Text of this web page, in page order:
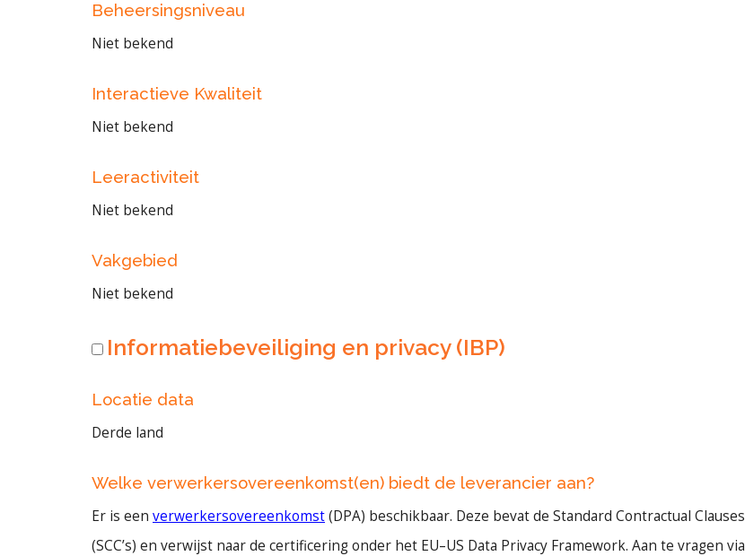
Beheersingsniveau
Niet bekend
Interactieve Kwaliteit
Niet bekend
Leeractiviteit
Niet bekend
Vakgebied
Niet bekend
Informatiebeveiliging en privacy (IBP)
Locatie data
Derde land
Welke verwerkersovereenkomst(en) biedt de leverancier aan?
Er is een verwerkersovereenkomst(DPA) beschikbaar. Deze bevat de Standard Contractual Clauses
(SCC’s) en verwijst naar de certificering onder het EU–US Data Privacy Framework. Aan te vragen via